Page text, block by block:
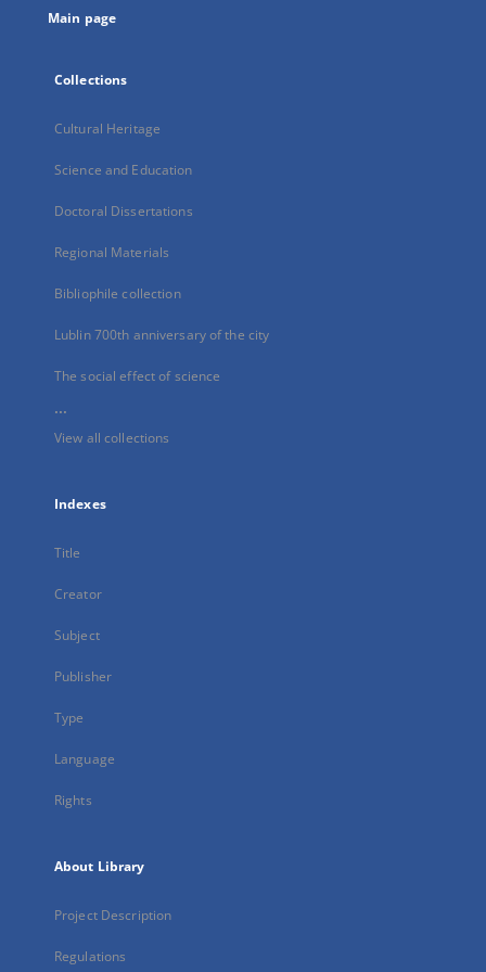
Main page
Collections
Cultural Heritage
Science and Education
Doctoral Dissertations
Regional Materials
Bibliophile collection
Lublin 700th anniversary of the city
The social effect of science
...
View all collections
Indexes
Title
Creator
Subject
Publisher
Type
Language
Rights
About Library
Project Description
Regulations